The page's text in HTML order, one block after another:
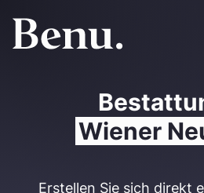
Wiener
Erstellen Sie sich direkt